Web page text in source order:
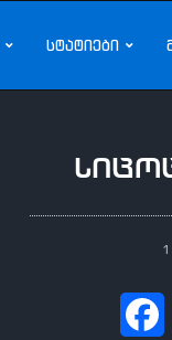
სტატიები